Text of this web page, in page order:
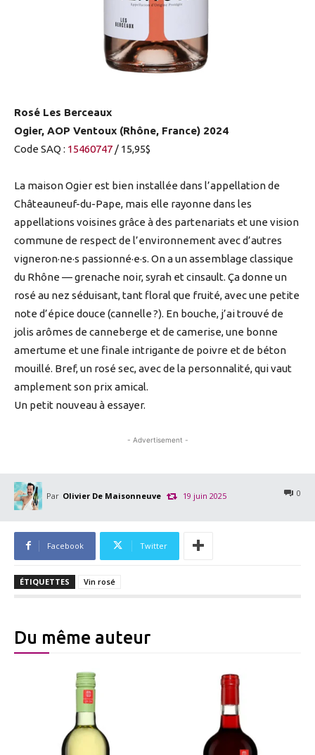
Rosé Les Berceaux
Ogier, AOP Ventoux (Rhône, France) 2024
Code SAQ : 15460747 / 15,95$
La maison Ogier est bien installée dans l’appellation de
Châteauneuf-du-Pape, mais elle rayonne dans les
appellations voisines grâce à des partenariats et une vision
commune de respect de l’environnement avec d’autres
vigneron·ne·s passionné·e·s. On a un assemblage classique
du Rhône — grenache noir, syrah et cinsault. Ça donne un
rosé au nez séduisant, tant floral que fruité, avec une petite
note d’épice douce (cannelle ?). En bouche, j’ai trouvé de
jolis arômes de canneberge et de camerise, une bonne
amertume et une finale intrigante de poivre et de béton
mouillé. Bref, un rosé sec, avec de la personnalité, qui vaut
amplement son prix amical.
Un petit nouveau à essayer.
- Advertisement -
Par Olivier De Maisonneuve 0
19 juin 2025
Facebook Twitter
ÉTIQUETTES Vin rosé
Du même auteur